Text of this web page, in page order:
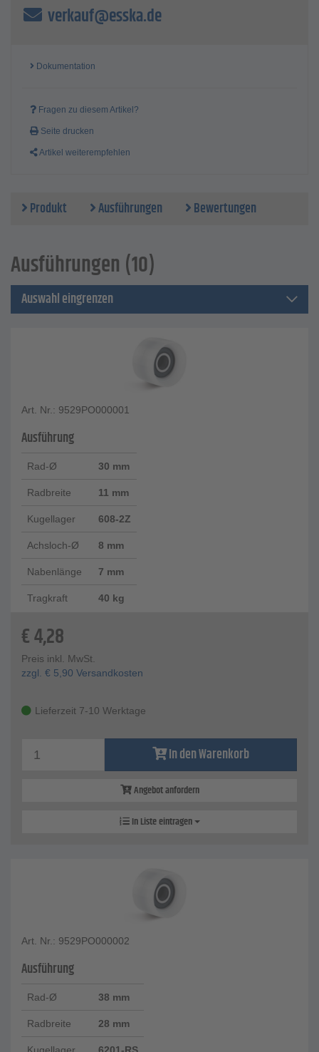
verkauf@esska.de
Dokumentation
Fragen zu diesem Artikel?
Seite drucken
Artikel weiterempfehlen
Produkt Ausführungen Bewertungen
Ausführungen (10)
Auswahl eingrenzen
Art. Nr.: 9529PO000001
Ausführung
Rad-Ø 30 mm
Radbreite 11 mm
Kugellager 608-2Z
Achsloch-Ø 8 mm
Nabenlänge 7 mm
Tragkraft 40 kg
€4,28
Preis inkl. MwSt.
zzgl. € 5,90 Versandkosten
Lieferzeit 7-10 Werktage
In den Warenkorb
Angebot anfordern
In Liste eintragen
Art. Nr.: 9529PO000002
Ausführung
Rad-Ø 38 mm
Radbreite 28 mm